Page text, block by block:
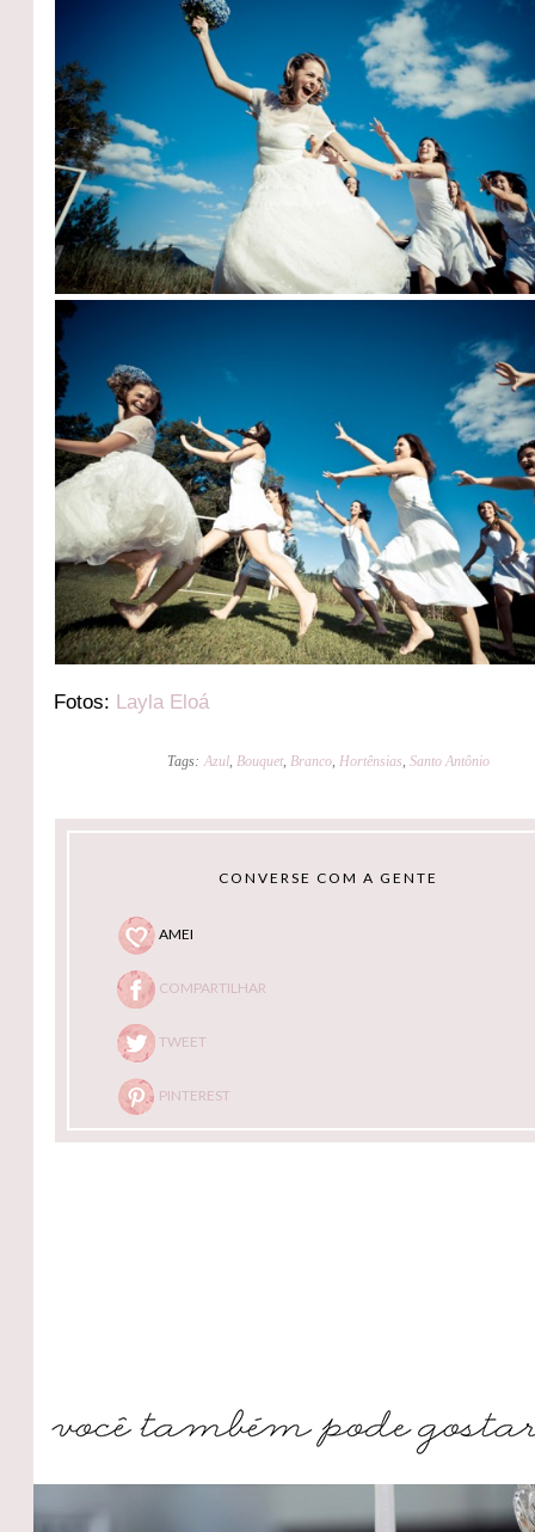
Fotos: Layla Eloá
Tags: Azul, Bouquet, Branco, Hortênsias, Santo Antônio
CONVERSE COM A GENTE
AMEI
COMPARTILHAR
TWEET
PINTEREST